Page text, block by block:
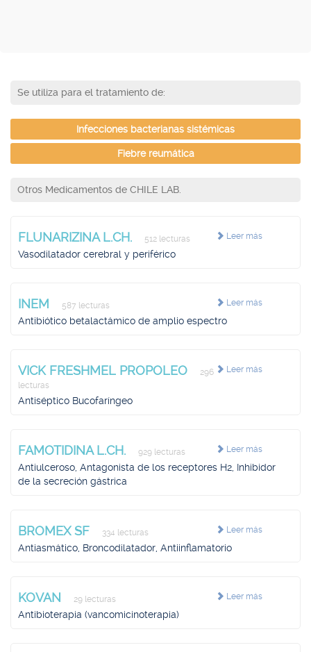
Se utiliza para el tratamiento de:
Infecciones bacterianas sistémicas
Fiebre reumática
Otros Medicamentos de CHILE LAB.
Leer más
FLUNARIZINA L.CH. 512 lecturas
Vasodilatador cerebral y periférico
Leer más
INEM 587 lecturas
Antibiótico betalactámico de amplio espectro
Leer más
VICK FRESHMEL PROPOLEO
296
lecturas
Antiséptico Bucofaríngeo
Leer más
FAMOTIDINA L.CH. 929 lecturas
Antiulceroso, Antagonista de los receptores H2, Inhibidor
de la secreción gástrica
Leer más
BROMEX SF 334 lecturas
Antiasmático, Broncodilatador, Antiinflamatorio
Leer más
KOVAN 29 lecturas
Antibioterapia (vancomicinoterapia)